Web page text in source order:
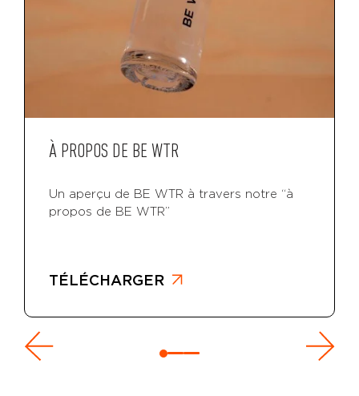
À PROPOS DE BE WTR
Un aperçu de BE WTR à travers notre “à
propos de BE WTR”
TÉLÉCHARGER